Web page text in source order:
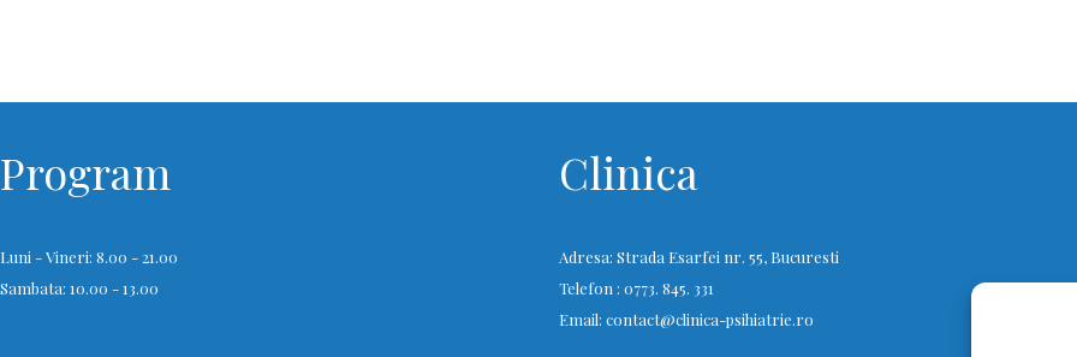
Program
Luni - Vineri: 8.00 - 21.00
Sambata: 10.00 - 13.00
Clinica
Adresa: Strada Esarfei nr. 55, Bucuresti
Telefon : 0773. 845. 331
Email: contact@clinica-psihiatrie.ro